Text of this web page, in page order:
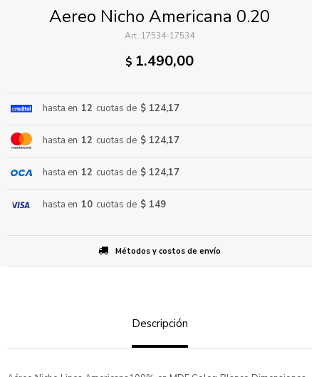
Aereo Nicho Americana 0.20
17534-17534
$ 1.490,00
hasta en 12 cuotas de $ 124,17
hasta en 12 cuotas de $ 124,17
hasta en 12 cuotas de $ 124,17
hasta en 10 cuotas de $ 149
Métodos y costos de envío
Descripción
ENVIAR